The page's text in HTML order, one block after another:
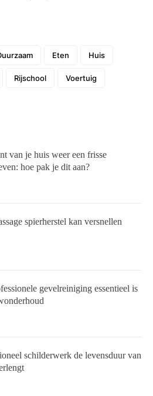
Eten Huis
Rijschool Voertuig
van je huis weer een frisse
hoe pak je dit aan?
spierherstel kan versnellen
gevelreiniging essentieel is
schilderwerk de levensduur van